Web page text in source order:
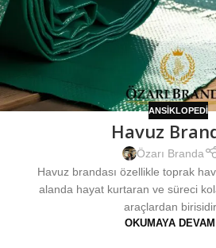
ANSIKLOPEDI
Havuz
Özarı Branda
Havuz brandası özellikle toprak
alanda hayat kurtaran ve süreci
araçlardan birisidir.
OKUMAYA